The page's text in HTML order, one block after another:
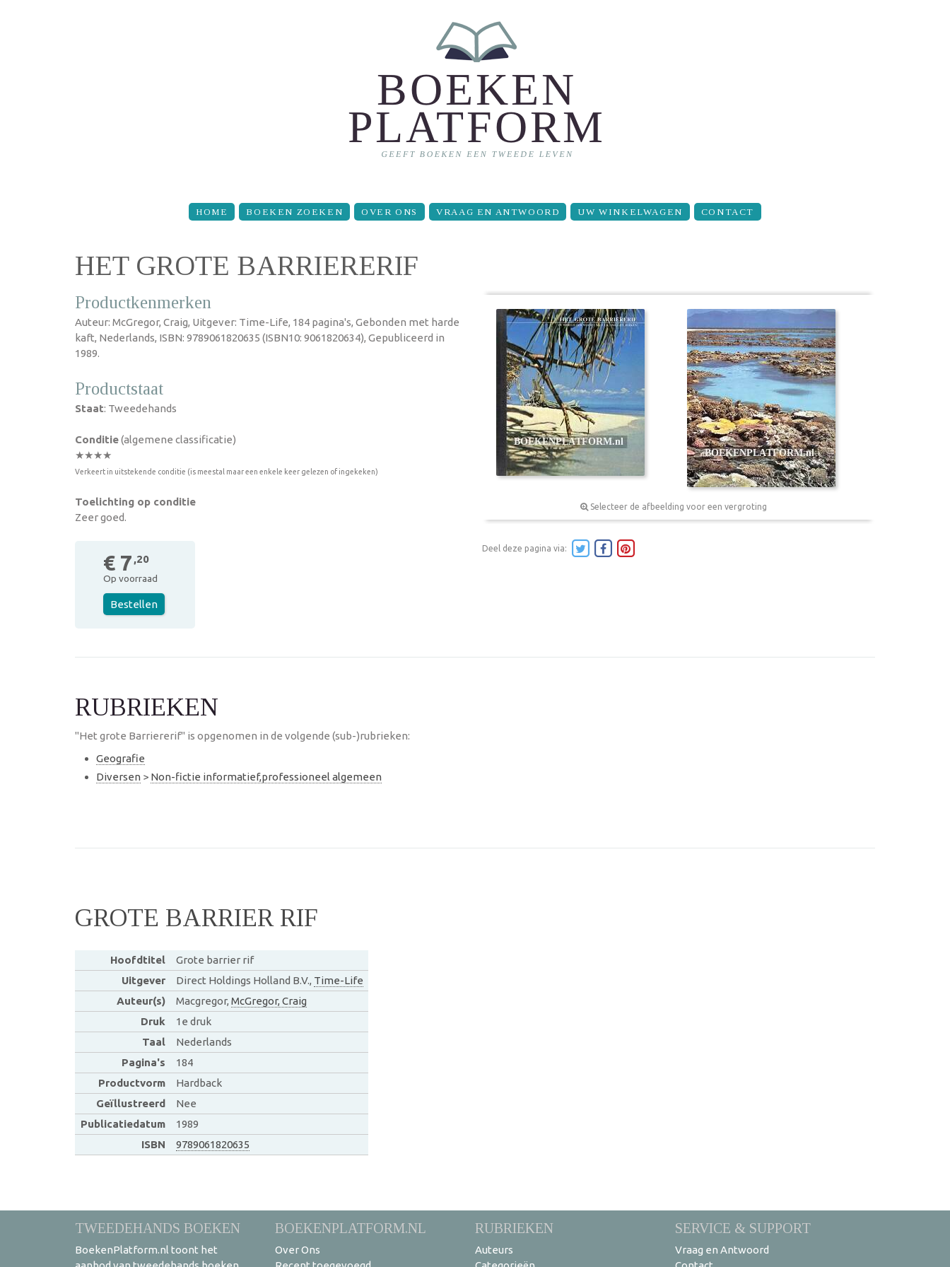
HOME BOEKEN ZOEKEN OVER ONS VRAAG EN ANTWOORD UW WINKELWAGEN CONTACT
HET GROTE BARRIERERIF
Productkenmerken
Auteur: McGregor, Craig, Uitgever: Time-Life, 184 pagina's, Gebonden met harde
kaft, Nederlands, ISBN: 9789061820635 (ISBN10: 9061820634), Gepubliceerd in
1989.
Productstaat
Staat: Tweedehands
Conditie(algemene classificatie)
★★★★
Verkeert in uitstekende conditie (is meestal maar een enkele keer gelezen of ingekeken)
Toelichting op conditie
Zeer goed.
€ 7 ,20
Op voorraad
Bestellen
Selecteer de afbeelding voor een vergroting
Deel deze pagina via:
RUBRIEKEN
"Het grote Barriererif" is opgenomen in de volgende (sub-)rubrieken:
Geografie
Diversen > Non-fictie informatief,professioneel algemeen
GROTE BARRIER RIF
Hoofdtitel
Grote barrier rif
Uitgever
Direct Holdings Holland B.V., Time-Life
Auteur(s)
Macgregor, McGregor, Craig
Druk
1e druk
Taal
Nederlands
Pagina's
184
Productvorm
Hardback
Geïllustreerd
Nee
Publicatiedatum
1989
ISBN
9789061820635
TWEEDEHANDS BOEKEN
BoekenPlatform.nl toont het
BOEKENPLATFORM.NL
Over Ons
RUBRIEKEN
Auteurs
SERVICE & SUPPORT
Vraag en Antwoord